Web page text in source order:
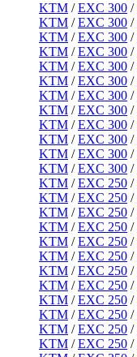
KTM /EXC 300 /
KTM /EXC 300 /
KTM /EXC 300 /
KTM /EXC 300 /
KTM /EXC 300 /
KTM /EXC 300 /
KTM /EXC 300 /
KTM /EXC 300 /
KTM /EXC 300 /
KTM /EXC 300 /
KTM /EXC 300 /
KTM /EXC 300 /
KTM /EXC 250 /
KTM /EXC 250 /
KTM /EXC 250 /
KTM /EXC 250 /
KTM /EXC 250 /
KTM /EXC 250 /
KTM /EXC 250 /
KTM /EXC 250 /
KTM /EXC 250 /
KTM /EXC 250 /
KTM /EXC 250 /
KTM /EXC 250 /